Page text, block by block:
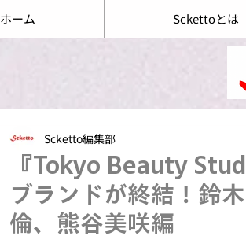
ホーム Sckettoとは
『Tokyo Beauty
ブランドが終結！鈴
倫、熊谷美咲編
Scketto編集部